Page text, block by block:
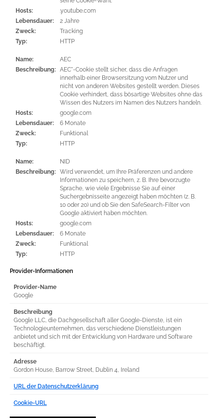
Hosts:
.youtube.com
Lebensdauer:
2 Jahre
Zweck:
Tracking
Typ:
HTTP
Name:
AEC
Beschreibung: AEC"-Cookie stellt sicher, dass die Anfragen
innerhalb einer Browsersitzung vom Nutzer und
nicht von anderen Websites gestellt werden. Dieses
Cookie verhindert, dass bösartige Websites ohne das
Wissen des Nutzers im Namen des Nutzers handeln.
Hosts:
google.com
Lebensdauer:
6 Monate
Zweck:
Funktional
Typ:
HTTP
Name:
NID
Beschreibung: Wird verwendet, um Ihre Präferenzen und andere
Informationen zu speichern, z. B. Ihre bevorzugte
Sprache, wie viele Ergebnisse Sie auf einer
Suchergebnisseite angezeigt haben möchten (z. B.
10 oder 20) und ob Sie den SafeSearch-Filter von
Google aktiviert haben möchten.
Hosts:
google.com
Lebensdauer:
6 Monate
Zweck:
Funktional
Typ:
HTTP
Provider-Informationen
Provider-Name
Google
Beschreibung
Google LLC, die Dachgesellschaft aller Google-Dienste, ist ein
Technologieunternehmen, das verschiedene Dienstleistungen
anbietet und sich mit der Entwicklung von Hardware und Software
beschäftigt.
Adresse
Gordon House, Barrow Street, Dublin 4, Ireland
URL der Datenschutzerklärung
Cookie-URL